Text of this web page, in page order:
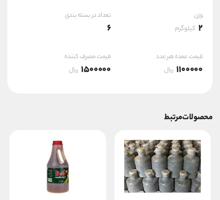
وزن
2 کیلوگرم
تعداد در بسته بندی
6
قیمت عمده هر عدد
1100000 ریال
قیمت مصرف کننده
1500000 ریال
محصولات مرتبط